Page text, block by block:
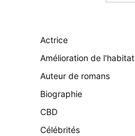
Actrice
Amélioration de l'habitat
Auteur de romans
Biographie
CBD
Célébrités